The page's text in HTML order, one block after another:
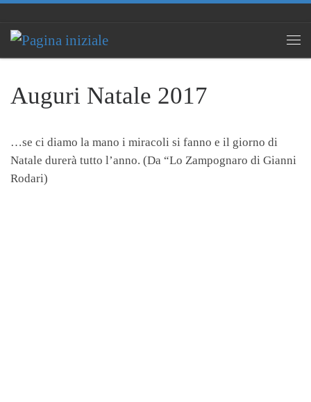
Auguri Natale 2017
…se ci diamo la mano i miracoli si fanno e il giorno di
Natale durerà tutto l’anno. (Da “Lo Zampognaro di Gianni
Rodari)